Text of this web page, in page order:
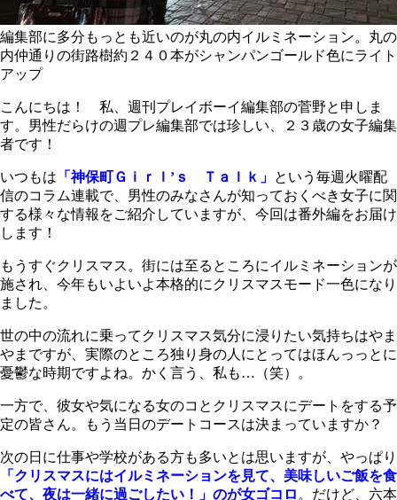
編集部に多分もっとも近いのが丸の内イルミネーション。丸の
内仲通りの街路樹約２４０本がシャンパンゴールド色にライト
アップ
こんにちは！ 私、週刊プレイボーイ編集部の菅野と申しま
す。男性だらけの週プレ編集部では珍しい、２３歳の女子編集
者です！
いつもは 「神保町Ｇｉｒｌ’ｓ Ｔａｌｋ」 という毎週火曜配
信のコラム連載で、男性のみなさんが知っておくべき女子に関
する様々な情報をご紹介していますが、今回は番外編をお届け
します！
もうすぐクリスマス。街には至るところにイルミネーションが
施され、今年もいよいよ本格的にクリスマスモード一色になり
ました。
世の中の流れに乗ってクリスマス気分に浸りたい気持ちはやま
やまですが、実際のところ独り身の人にとってはほんっっとに
憂鬱な時期ですよね。かく言う、私も…（笑）。
一方で、彼女や気になる女のコとクリスマスにデートをする予
定の皆さん。もう当日のデートコースは決まっていますか？
次の日に仕事や学校がある方も多いとは思いますが、やっぱり
「クリスマスにはイルミネーションを見て、美味しいご飯を食
べて、夜は一緒に過ごしたい！」のが女ゴコロ 。だけど、六本